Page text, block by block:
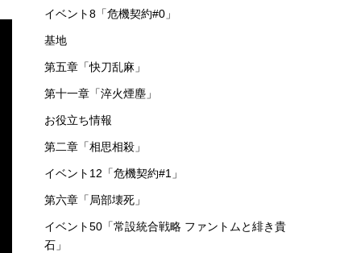
イベント8「危機契約#0」
基地
第五章「快刀乱麻」
第十一章「淬火煙塵」
お役立ち情報
第二章「相思相殺」
イベント12「危機契約#1」
第六章「局部壊死」
イベント50「常設統合戦略 ファントムと緋き貴
石」